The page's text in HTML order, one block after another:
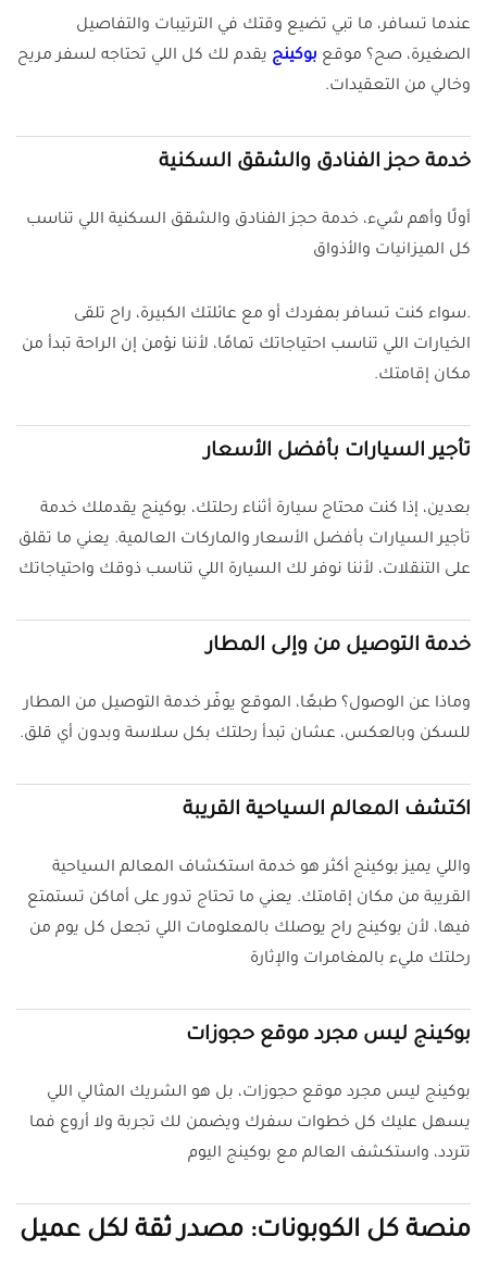
عندما تسافر، ما تبي تضيع وقتك في الترتيبات والتفاصيل
الصغيرة، صح؟ موقع بوكينج يقدم لك كل اللي تحتاجه لسفر مريح
وخالي من التعقيدات.
خدمة حجز الفنادق والشقق السكنية
أولًا وأهم شيء، خدمة حجز الفنادق والشقق السكنية اللي تناسب
كل الميزانيات والأذواق
.سواء كنت تسافر بمفردك أو مع عائلتك الكبيرة، راح تلقى
الخيارات اللي تناسب احتياجاتك تمامًا، لأننا نؤمن إن الراحة تبدأ من
مكان إقامتك.
تأجير السيارات بأفضل الأسعار
بعدين، إذا كنت محتاج سيارة أثناء رحلتك، بوكينج يقدملك خدمة
تأجير السيارات بأفضل الأسعار والماركات العالمية. يعني ما تقلق
على التنقلات، لأننا نوفر لك السيارة اللي تناسب ذوقك واحتياجاتك
خدمة التوصيل من وإلى المطار
وماذا عن الوصول؟ طبعًا، الموقع يوفّر خدمة التوصيل من المطار
للسكن وبالعكس، عشان تبدأ رحلتك بكل سلاسة وبدون أي قلق.
اكتشف المعالم السياحية القريبة
واللي يميز بوكينج أكثر هو خدمة استكشاف المعالم السياحية
القريبة من مكان إقامتك. يعني ما تحتاج تدور على أماكن تستمتع
فيها، لأن بوكينج راح يوصلك بالمعلومات اللي تجعل كل يوم من
رحلتك مليء بالمغامرات والإثارة
بوكينج ليس مجرد موقع حجوزات
بوكينج ليس مجرد موقع حجوزات، بل هو الشريك المثالي اللي
يسهل عليك كل خطوات سفرك ويضمن لك تجربة ولا أروع فما
تتردد، واستكشف العالم مع بوكينج اليوم
منصة كل الكوبونات: مصدر ثقة لكل عميل